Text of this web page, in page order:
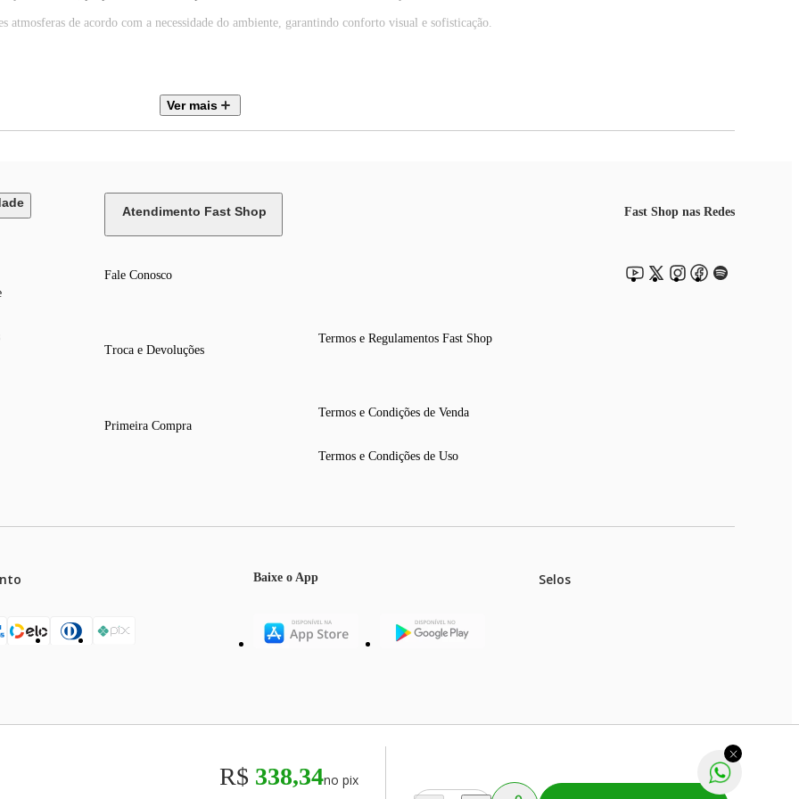
R$ 338,34no pix
de acordo com a necessidade do ambiente, garantindo conforto visual e sofisticação.
Ver mais
Atendimento Fast Shop
Fale Conosco
Troca e Devoluções
Primeira Compra
Termos e Regulamentos Fast Shop
Termos e Condições de Venda
Termos e Condições de Uso
Fast Shop nas Redes
Baixe o App Selos
válidos exclusivamente para compras efetuadas no site, podendo diferir na rede de lojas físicas.